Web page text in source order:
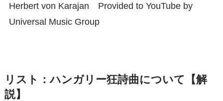
Herbert von Karajan Provided to YouTube by
Universal Music Group
リスト：ハンガリー狂詩曲について【解
説】